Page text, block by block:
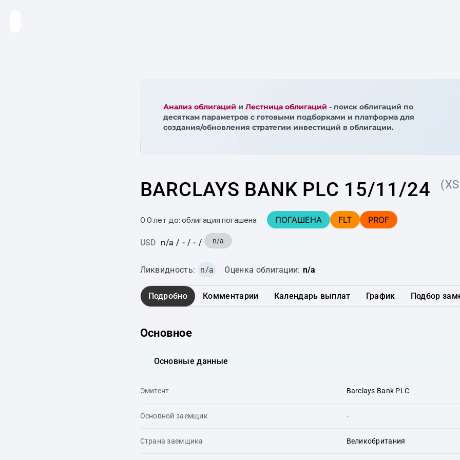
Анализ облигаций и Лестница облигаций - поиск облигаций по
десяткам параметров с готовыми подборками и платформа для
создания/обновления стратегии инвестиций в облигации.
BARCLAYS BANK PLC 15/11/24
0.0 лет до: облигация погашена ПОГАШЕНА FLT PROF
USD n/a / - / - / n/a
Ликвидность: n/a Оценка облигации: n/a
Подробно Комментарии Календарь выплат График Подбор
Основное
Основные данные
Эмитент Barclays Bank PLC
Основной заемщик -
Страна заемщика Великобритания